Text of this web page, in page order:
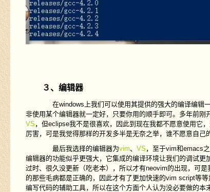
３、编辑器
在windows上我们可以使用其提供的强大的编译编辑一体
非使用某个编辑器就一定好，只要你用的顺手即可。多年前
VS ，但eclipse我不是很喜欢，因此到现在我都不愿意使用它
厉害，可是我觉得那样的开发多半是无奈之举，谁不愿意自己
最后我选择的编辑器为vim、 VS ，至于vim和emacs
编辑器的功能似乎更强大，它集成的编译环境让我们的调试
过时、很久没更新（吃老本），所以才有neovim的出现，可
的那些毛病都是正确的，因此才有了更加快速的vim script等
编写代码的辅助工具，所以在这个方面个人认为没必要做的本